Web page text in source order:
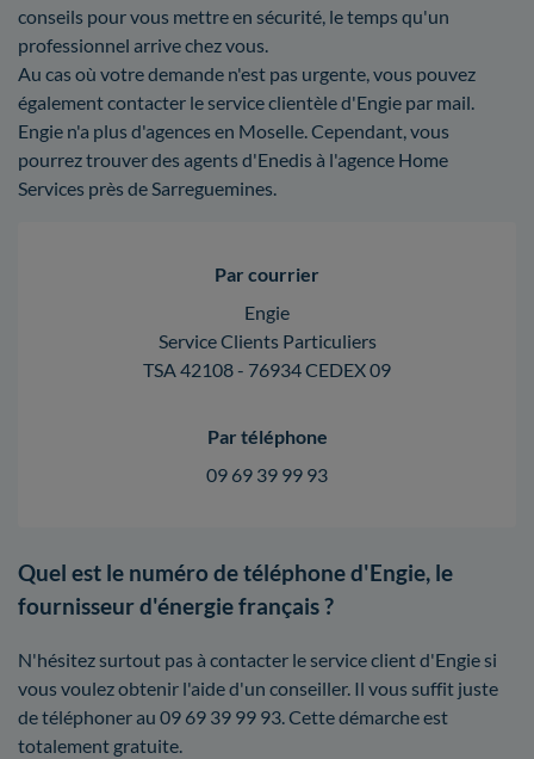
conseils pour vous mettre en sécurité, le temps qu'un
professionnel arrive chez vous.
Au cas où votre demande n'est pas urgente, vous pouvez
également contacter le service clientèle d'Engie par mail.
Engie n'a plus d'agences en Moselle. Cependant, vous
pourrez trouver des agents d'Enedis à l'agence Home
Services près de Sarreguemines.
Par courrier
Engie
Service Clients Particuliers
TSA 42108 - 76934 CEDEX 09
Par téléphone
09 69 39 99 93
Quel est le numéro de téléphone d'Engie, le
fournisseur d'énergie français ?
N'hésitez surtout pas à contacter le service client d'Engie si
vous voulez obtenir l'aide d'un conseiller. Il vous suffit juste
de téléphoner au 09 69 39 99 93. Cette démarche est
totalement gratuite.